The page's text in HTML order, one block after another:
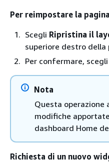
Per reimpostare la
Scegli Ripristina il
superiore destro della
Per confermare, scegli
Nota
Questa operazione
modifiche
dashboard Home
Richiesta di un nuovo